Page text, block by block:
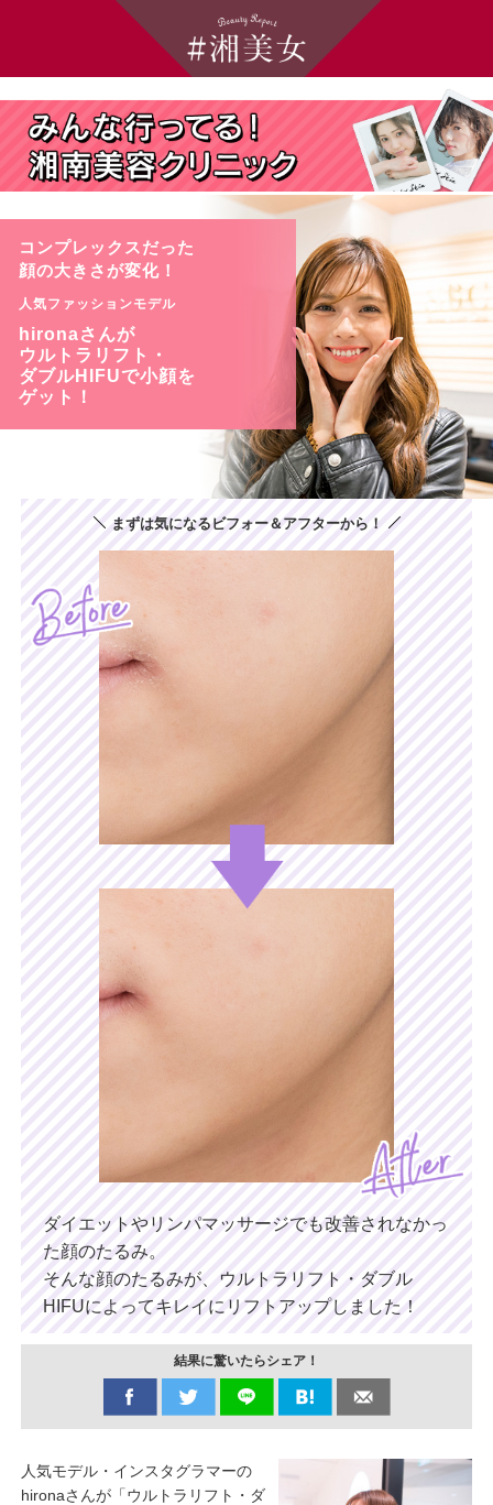
コンプレックスだった
顔の大きさが変化！
人気ファッションモデル
hironaさんが
ウルトラリフト・
ダブルHIFUで小顔を
ゲット！
まずは気になるビフォー＆アフターから！
ダイエットやリンパマッサージでも改善されなかっ
た顔のたるみ。
そんな顔のたるみが、ウルトラリフト・ダブル
HIFUによってキレイにリフトアップしました！
結果に驚いたらシェア！
人気モデル・インスタグラマーの
hironaさんが「ウルトラリフト・ダ